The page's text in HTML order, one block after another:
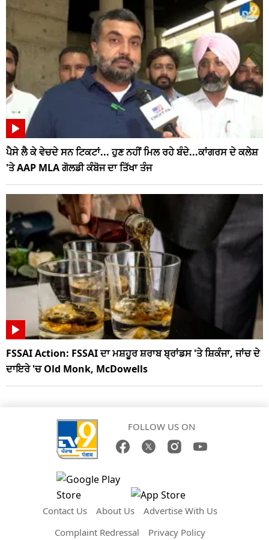
ਪੈਸੇ ਲੈ ਕੇ ਵੇਚਦੇ ਸਨ ਟਿਕਟਾਂ... ਹੁਣ ਨਹੀਂ ਮਿਲ ਰਹੇ ਬੰਦੇ...ਕਾਂਗਰਸ ਦੇ ਕਲੇਸ਼
'ਤੇ AAP MLA ਗੋਲਡੀ ਕੰਬੋਜ ਦਾ ਤਿੱਖਾ ਤੰਜ
FSSAI Action: FSSAI ਦਾ ਮਸ਼ਹੂਰ ਸ਼ਰਾਬ ਬ੍ਰਾਂਡਸ 'ਤੇ ਸ਼ਿਕੰਜਾ, ਜਾਂਚ ਦੇ
ਦਾਇਰੇ 'ਚ Old Monk, McDowells
FOLLOW US ON
Contact Us About Us
Advertise With Us
Complaint Redressal
Privacy Policy